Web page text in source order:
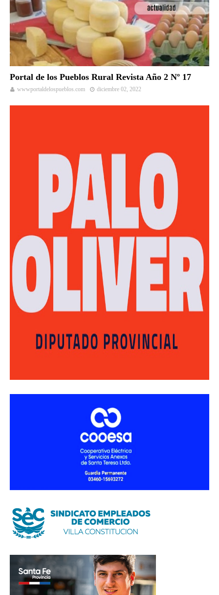
Portal de los Pueblos Rural Revista Año 2 Nº 17
wwwportaldelospueblos.com diciembre 02, 2022